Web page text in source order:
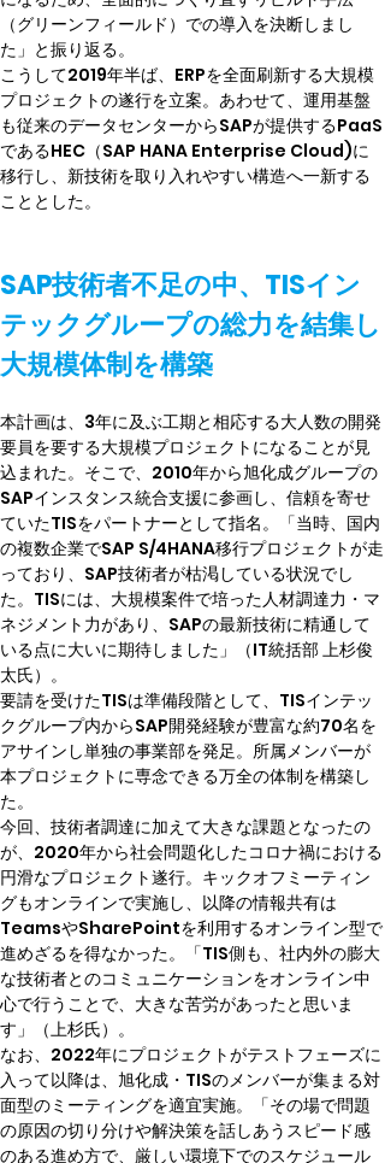
（グリーンフィールド）での導入を決断しまし
た」と振り返る。
こうして2019年半ば、ERPを全面刷新する大規模
プロジェクトの遂行を立案。あわせて、運用基盤
も従来のデータセンターからSAPが提供するPaaS
であるHEC（SAP HANA Enterprise Cloud)に
移行し、新技術を取り入れやすい構造へ一新する
こととした。
SAP技術者不足の中、TISイン
テックグループの総力を結集し
大規模体制を構築
本計画は、3年に及ぶ工期と相応する大人数の開発
要員を要する大規模プロジェクトになることが見
込まれた。そこで、2010年から旭化成グループの
SAPインスタンス統合支援に参画し、信頼を寄せ
ていたTISをパートナーとして指名。「当時、国内
の複数企業でSAP S/4HANA移行プロジェクトが走
っており、SAP技術者が枯渇している状況でし
た。TISには、大規模案件で培った人材調達力・マ
ネジメント力があり、SAPの最新技術に精通して
いる点に大いに期待しました」（IT統括部 上杉俊
太氏）。
要請を受けたTISは準備段階として、TISインテッ
クグループ内からSAP開発経験が豊富な約70名を
アサインし単独の事業部を発足。所属メンバーが
本プロジェクトに専念できる万全の体制を構築し
た。
今回、技術者調達に加えて大きな課題となったの
が、2020年から社会問題化したコロナ禍における
円滑なプロジェクト遂行。キックオフミーティン
グもオンラインで実施し、以降の情報共有は
TeamsやSharePointを利用するオンライン型で
進めざるを得なかった。「TIS側も、社内外の膨大
な技術者とのコミュニケーションをオンライン中
心で行うことで、大きな苦労があったと思いま
す」（上杉氏）。
なお、2022年にプロジェクトがテストフェーズに
入って以降は、旭化成・TISのメンバーが集まる対
面型のミーティングを適宜実施。「その場で問題
の原因の切り分けや解決策を話しあうスピード感
のある進め方で、厳しい環境下でのスケジュール